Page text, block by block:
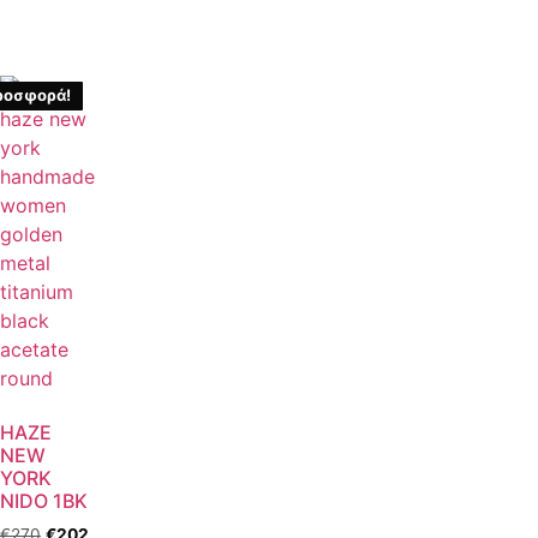
HAZE
NEW
YORK
NIDO 1BK